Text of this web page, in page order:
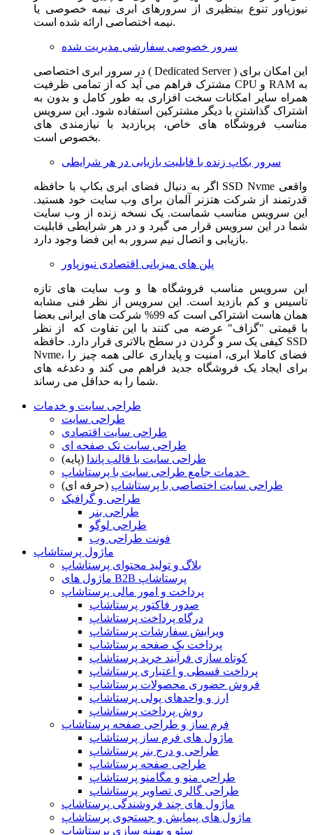
نیوزپاور تنوع بینظیری از سرورهای ابری نیمه خصوصی یا
نیمه اختصاصی ارائه شده است.
سرور خصوصی سفارشی مدیریت شده
در سرور ابری اختصاصی ( Dedicated Server ) این امکان برای
مشترک فراهم می آید که از تمامی ظرفیت CPU و RAM به
همراه سایر امکانات سخت افزاری به طور کامل و بدون به
اشتراک گذاشتن با دیگر مشترکین استفاده شود. این سرویس
مناسب فروشگاه های خاص، پربازدید با نیازمندی های
بخصوص است.
سرور بکاپ زنده با قابلیت بازیابی در هر شرایطی
اگر به دنبال فضای ابری بکاپ با حافظه SSD Nvme واقعی
قدرتمند از شرکت هتزنر آلمان برای وب سایت خود هستید.
این سرویس مناسب شماست. یک نسخه زنده از وب سایت
شما در این سرویس قرار می گیرد و در هر شرایطی قابلیت
بازیابی و اتصال نیم سرور به این فضا وجود دارد.
پلن های میزبانی اقتصادی نیوزپاور
این سرویس مناسب فروشگاه ها و وب سایت های تازه
تاسیس و کم بازدید است. این سرویس از نظر فنی مشابه
همان هاست اشتراکی است که 99% شرکت های ایرانی بعضا
با قیمتی "گزاف" عرضه می کنند با این تفاوت که از نظر
کیفی یک سر و گردن در سطح بالاتری قرار دارد. حافظه SSD
Nvme، فضای کاملا ابری، امنیت و پایداری عالی همه چیز را
برای ایجاد یک فروشگاه جدید فراهم می کند و دغدغه های
شما را به حداقل می رساند.
طراحی سایت و خدمات
طراحی سایت
طراحی سایت اقتصادی
طراحی سایت تک صفحه ای
طراحی سایت با قالب پاندا (پایه)
طراحی سایت اختصاصی با پرستاشاپ (حرفه ای)
طراحی و گرافیک
طراحی بنر
طراحی لوگو
فونت طراحی وب
ماژول پرستاشاپ
بلاگ و تولید محتوای پرستاشاپ
ماژول های B2B پرستاشاپ
پرداخت و امور مالی پرستاشاپ
صدور فاکتور پرستاشاپ
درگاه پرداخت پرستاشاپ
ویرایش سفارشات پرستاشاپ
پرداخت یک صفحه پرستاشاپ
کوتاه سازی فرآیند خرید پرستاشاپ
پرداخت قسطی و اعتباری پرستاشاپ
فروش حضوری محصولات پرستاشاپ
ارز و واحدهای پولی پرستاشاپ
روش پرداخت پرستاشاپ
فرم ساز و طراحی صفحه پرستاشاپ
ماژول های فرم ساز پرستاشاپ
طراحی و درج بنر پرستاشاپ
طراحی صفحه پرستاشاپ
طراحی منو و مگامنو پرستاشاپ
طراحی گالری تصاویر پرستاشاپ
ماژول های چند فروشندگی پرستاشاپ
ماژول های پیمایش و جستجوی پرستاشاپ
سئو و بهینه سازی پرستاشاپ